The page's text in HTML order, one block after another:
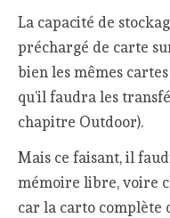
La capacité de
préchargé de carte
bien les mêmes cartes
qu’il faudra les
chapitre Outdoor).
Mais ce faisant, il
mémoire libre, voire
car la carto complète